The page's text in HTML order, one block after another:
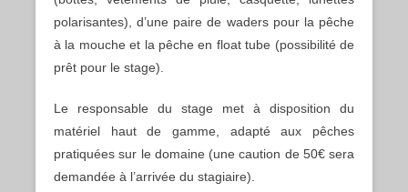
polarisantes), d’une paire de waders pour la pêche
à la mouche et la pêche en float tube (possibilité de
prêt pour le stage).
Le responsable du stage met à disposition du
matériel haut de gamme, adapté aux pêches
pratiquées sur le domaine (une caution de 50€ sera
demandée à l’arrivée du stagiaire).